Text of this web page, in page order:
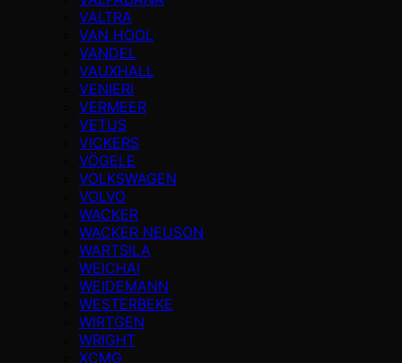
VALTRA
VAN HOOL
VANDEL
VAUXHALL
VENIERI
VERMEER
VETUS
VICKERS
VÖGELE
VOLKSWAGEN
VOLVO
WACKER
WACKER NEUSON
WARTSILA
WEICHAI
WEIDEMANN
WESTERBEKE
WIRTGEN
WRIGHT
XCMG